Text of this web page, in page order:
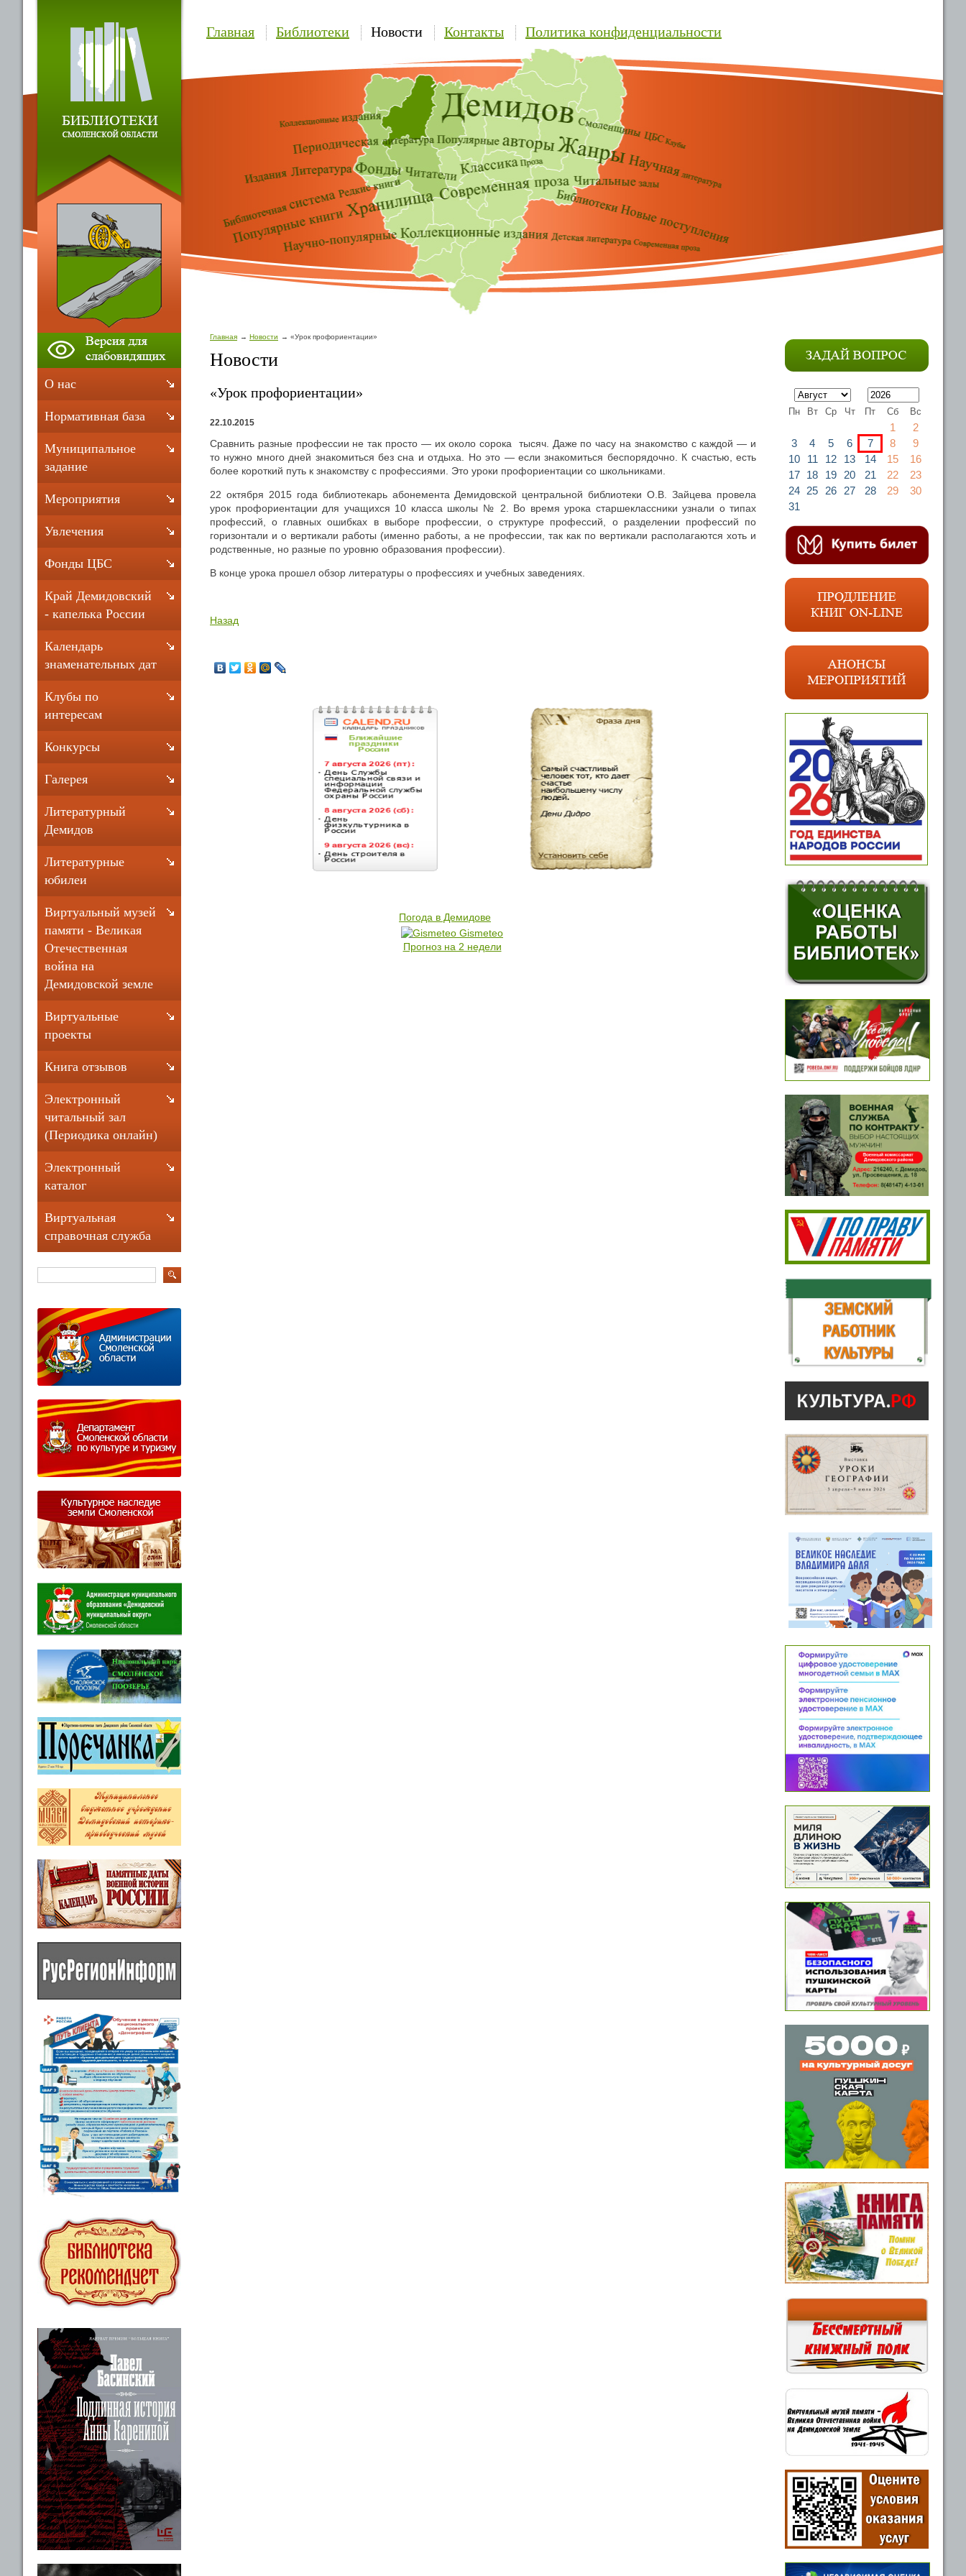
Главная Библиотеки Новости Контакты Политика конфиденциальности
Главная Новости «Урок профориентации»
Новости
«Урок профориентации»
22.10.2015
Сравнить разные профессии не так просто — их около сорока тысяч. Даже по часу на знакомство с каждой — и
то нужно много дней знакомиться без сна и отдыха. Но это — если знакомиться беспорядочно. К счастью, есть
более короткий путь к знакомству с профессиями. Это уроки профориентации со школьниками.
22 октября 2015 года библиотекарь абонемента Демидовской центральной библиотеки О.В. Зайцева провела
урок профориентации для учащихся 10 класса школы № 2. Во время урока старшеклассники узнали о типах
профессий, о главных ошибках в выборе профессии, о структуре профессий, о разделении профессий по
горизонтали и о вертикали работы (именно работы, а не профессии, так как по вертикали располагаются хоть и
родственные, но разные по уровню образования профессии).
В конце урока прошел обзор литературы о профессиях и учебных заведениях.
Назад
Погода в Демидове
Gismeteo
Прогноз на 2 недели
О нас
Нормативная база
Муниципальное
задание
Мероприятия
Увлечения
Фонды ЦБС
Край Демидовский
- капелька России
Календарь
знаменательных дат
Клубы по
интересам
Конкурсы
Галерея
Литературный
Демидов
Литературные
юбилеи
Виртуальный музей
памяти - Великая
Отечественная
война на
Демидовской земле
Виртуальные
проекты
Книга отзывов
Электронный
читальный зал
(Периодика онлайн)
Электронный
каталог
Виртуальная
справочная служба
Пн Вт Ср Чт Пт Сб Вс
1
2
3
4 5 6 7 8
9
10
11 12 13 14 15
16
17 18 19 20 21 22
23
24 25 26 27 28 29
30
31